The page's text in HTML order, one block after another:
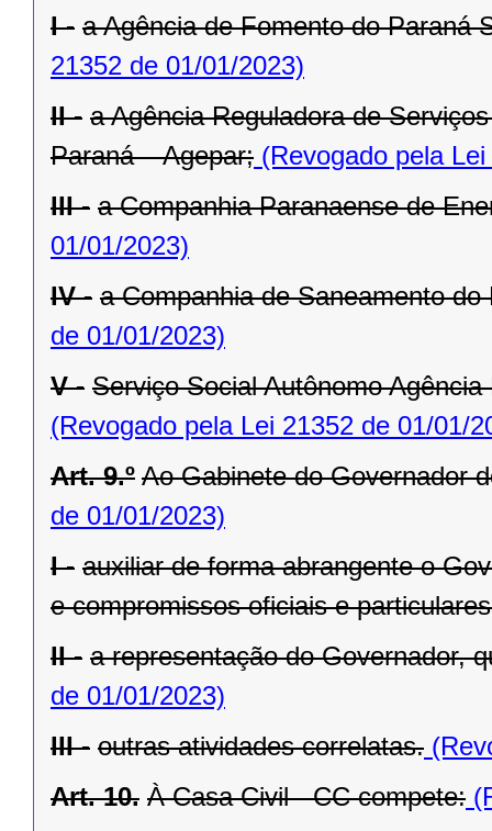
I - a Agência de Fomento do Paraná
21352 de 01/01/2023)
II - a Agência Reguladora de
Paraná – Agepar; (Revogado pela
III - a Companhia Paranaense de
01/01/2023)
IV - a Companhia de Saneamento
de 01/01/2023)
V - Serviço Social Autônomo
(Revogado pela Lei 21352 de 01/01/
Art. 9.º Ao Gabinete do Governador
de 01/01/2023)
I - auxiliar de forma abrangente o
e compromissos oficiais e
II - a representação do Governador,
de 01/01/2023)
III - outras atividades correlatas.
Art. 10. À Casa Civil - CC compete: